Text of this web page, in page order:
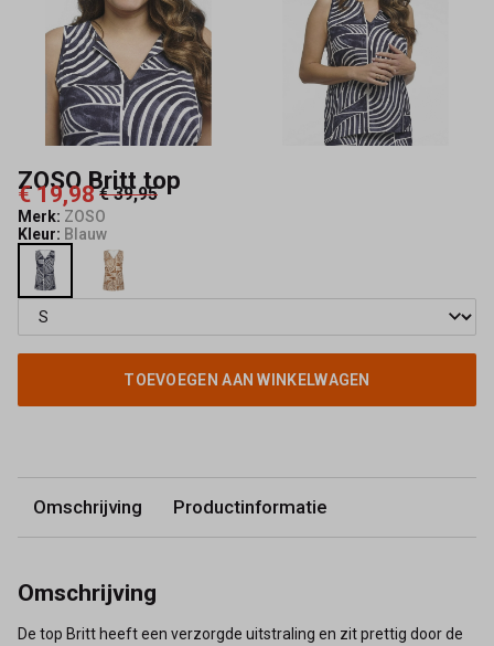
ZOSO Britt top
€ 19,98 € 39,95
Merk: ZOSO
Kleur: Blauw
TOEVOEGEN AAN WINKELWAGEN
Omschrijving Productinformatie
Omschrijving
De top Britt heeft een verzorgde uitstraling en zit prettig door de